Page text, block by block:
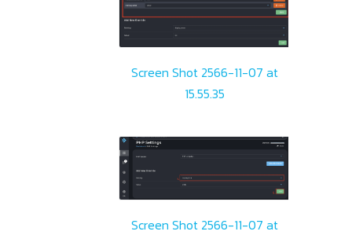
Screen Shot 2566-11-07 at
15.55.35
Screen Shot 2566-11-07 at